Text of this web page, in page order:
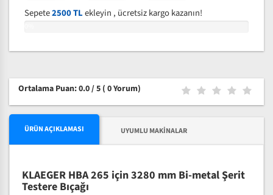
Sepete2500 TLekleyin , ücretsiz kargo kazanın!
Ortalama Puan: 0.0 / 5 ( 0 Yorum)
ÜRÜN AÇIKLAMASI UYUMLU MAKINALAR
KLAEGER HBA 265 için 3280 mm Bi-metal Şerit
Testere Bıçağı